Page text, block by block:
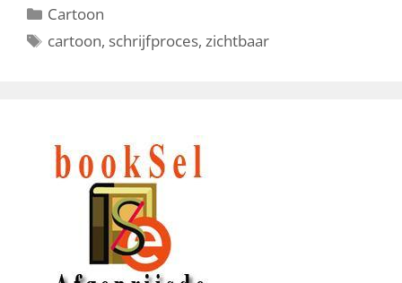
Categorieën
Cartoon
Tags
cartoon, schrijfproces,zichtbaar